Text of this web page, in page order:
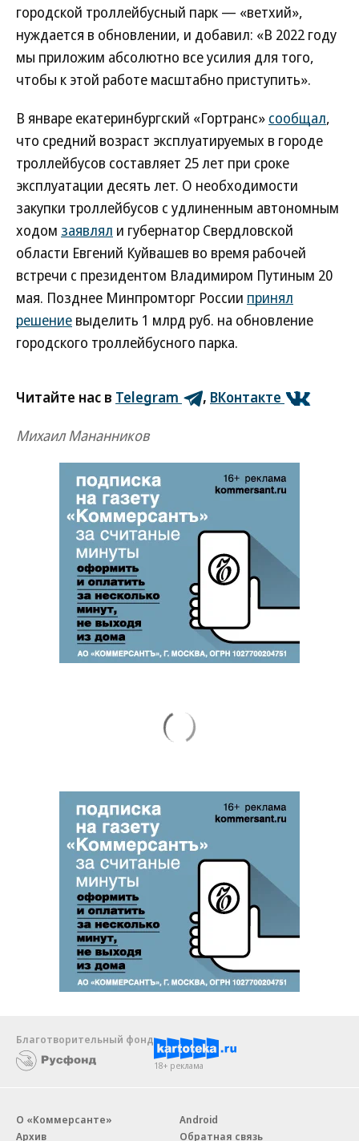
городской троллейбусный парк — «ветхий»,
нуждается в обновлении, и добавил: «В 2022 году
мы приложим абсолютно все усилия для того,
чтобы к этой работе масштабно приступить».
В январе екатеринбургский «Гортранс» сообщал,
что средний возраст эксплуатируемых в городе
троллейбусов составляет 25 лет при сроке
эксплуатации десять лет. О необходимости
закупки троллейбусов с удлиненным автономным
ходом заявлял и губернатор Свердловской
области Евгений Куйвашев во время рабочей
встречи с президентом Владимиром Путиным 20
мая. Позднее Минпромторг России принял
решение выделить 1 млрд руб. на обновление
городского троллейбусного парка.
Читайте нас в Telegram , ВКонтакте
Михаил Мананников
Благотворительный фонд
18+ реклама
О «Коммерсанте»
Архив
Android
Обратная связь